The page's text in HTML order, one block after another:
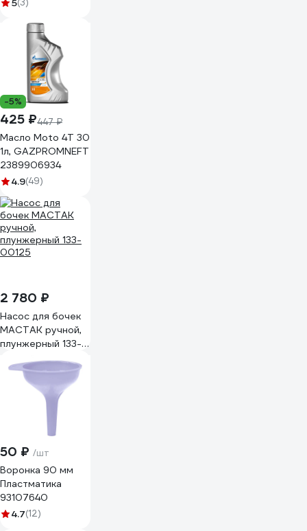
TUSCAR
301022015-10-2
5(3)
-5%
425 ₽447 ₽
Масло Moto 4T 30
1л, GAZPROMNEFT
2389906934
4.9(49)
2 780 ₽
Насос для бочек
МАСТАК ручной,
плунжерный 133-
50 ₽ /шт
Воронка 90 мм
Пластматика
93107640
4.7(12)